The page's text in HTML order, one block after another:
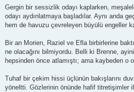
Gergin bir sessizlik odayı kaplarken,
odayı aydınlatmaya başladılar. Aynı anda
hem de havuzu çevreleyen büyülü engeller
Bir an Morien, Raziel ve Efla birbirlerine
ne olacağını bilmiyordu. Belli ki Brenne,
hepsinden önce atlamıştı; ama kaybeden o
Tuhaf bir çekim hissi üçlünün bakışlarını
yöneltti. Gözlerinin önünde hafif titretişimler